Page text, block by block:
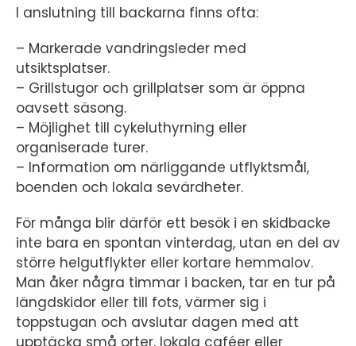
I anslutning till backarna finns ofta:
– Markerade vandringsleder med
utsiktsplatser.
– Grillstugor och grillplatser som är öppna
oavsett säsong.
– Möjlighet till cykeluthyrning eller
organiserade turer.
– Information om närliggande utflyktsmål,
boenden och lokala sevärdheter.
För många blir därför ett besök i en skidbacke
inte bara en spontan vinterdag, utan en del av
större helgutflykter eller kortare hemmalov.
Man åker några timmar i backen, tar en tur på
längdskidor eller till fots, värmer sig i
toppstugan och avslutar dagen med att
upptäcka små orter, lokala caféer eller